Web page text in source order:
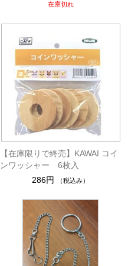
在庫切れ
【在庫限りで終売】KAWAI コイ
ンワッシャー 6枚入
286円
（税込み）